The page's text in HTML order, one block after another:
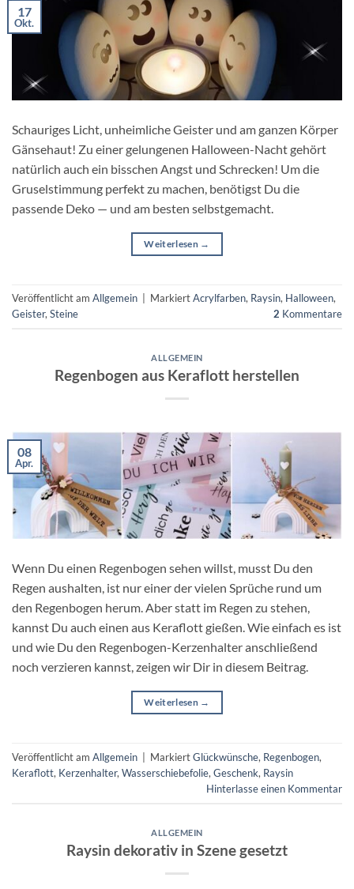
17
Okt.
Schauriges Licht, unheimliche Geister und am ganzen Körper
Gänsehaut! Zu einer gelungenen Halloween-Nacht gehört
natürlich auch ein bisschen Angst und Schrecken! Um die
Gruselstimmung perfekt zu machen, benötigst Du die
passende Deko — und am besten selbstgemacht.
Weiterlesen →
Veröffentlicht am Allgemein MarkiertAcrylfarben, Raysin, Halloween,
Geister, Steine 2 Kommentare
ALLGEMEIN
Regenbogen aus Keraflott herstellen
08
Apr.
Wenn Du einen Regenbogen sehen willst, musst Du den
Regen aushalten, ist nur einer der vielen Sprüche rund um
den Regenbogen herum. Aber statt im Regen zu stehen,
kannst Du auch einen aus Keraflott gießen. Wie einfach es ist
und wie Du den Regenbogen-Kerzenhalter anschließend
noch verzieren kannst, zeigen wir Dir in diesem Beitrag.
Weiterlesen →
Veröffentlicht am Allgemein MarkiertGlückwünsche, Regenbogen,
Keraflott, Kerzenhalter, Wasserschiebefolie, Geschenk, Raysin
Hinterlasse einen Kommentar
ALLGEMEIN
Raysin dekorativ in Szene gesetzt